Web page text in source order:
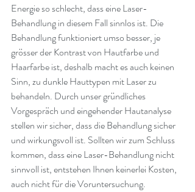
Energie so schlecht, dass eine Laser-
Behandlung in diesem Fall sinnlos ist. Die
Behandlung funktioniert umso besser, je
grösser der Kontrast von Hautfarbe und
Haarfarbe ist, deshalb macht es auch keinen
Sinn, zu dunkle Hauttypen mit Laser zu
behandeln. Durch unser gründliches
Vorgespräch und eingehender Hautanalyse
stellen wir sicher, dass die Behandlung sicher
und wirkungsvoll ist. Sollten wir zum Schluss
kommen, dass eine Laser-Behandlung nicht
sinnvoll ist, entstehen Ihnen keinerlei Kosten,
auch nicht für die Voruntersuchung.